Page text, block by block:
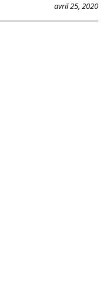
avril 25, 2020